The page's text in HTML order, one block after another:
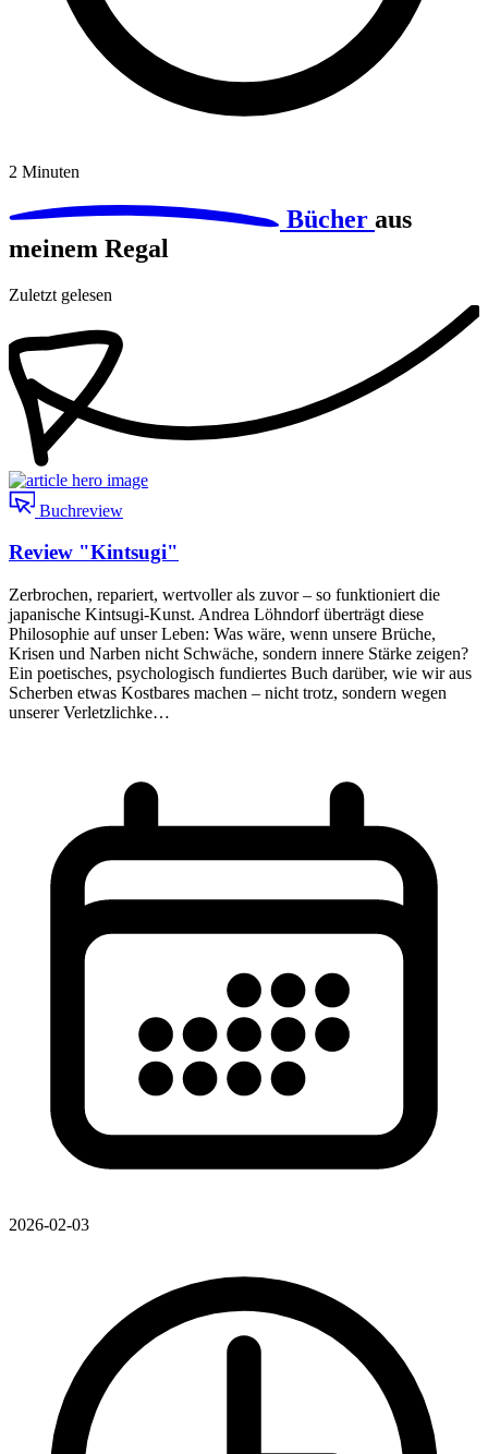
2 Minuten
Bücher aus
meinem Regal
Zuletzt gelesen
Buchreview
Review "Kintsugi"
Zerbrochen, repariert, wertvoller als zuvor – so funktioniert die
japanische Kintsugi-Kunst. Andrea Löhndorf überträgt diese
Philosophie auf unser Leben: Was wäre, wenn unsere Brüche,
Krisen und Narben nicht Schwäche, sondern innere Stärke zeigen?
Ein poetisches, psychologisch fundiertes Buch darüber, wie wir aus
Scherben etwas Kostbares machen – nicht trotz, sondern wegen
unserer Verletzlichke…
2026-02-03